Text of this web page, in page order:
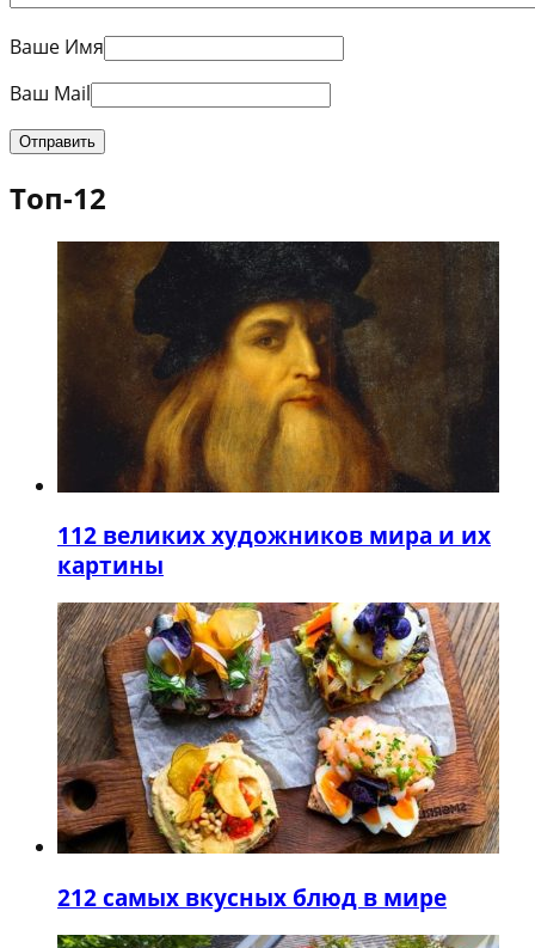
Ваше Имя
Ваш Mail
Топ-12
112 великих художников мира и их
картины
212 самых вкусных блюд в мире